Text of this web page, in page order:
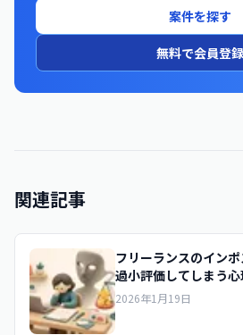
案件を探す
無料で会員登録
関連記事
フリーランスのイン
過小評価してしまう
2026年1月19日